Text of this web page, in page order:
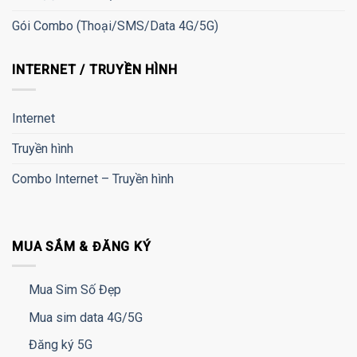
Gói Combo (Thoại/SMS/Data 4G/5G)
INTERNET / TRUYỀN HÌNH
Internet
Truyền hình
Combo Internet – Truyền hình
MUA SẮM & ĐĂNG KÝ
Mua Sim Số Đẹp
Mua sim data 4G/5G
Đăng ký 5G